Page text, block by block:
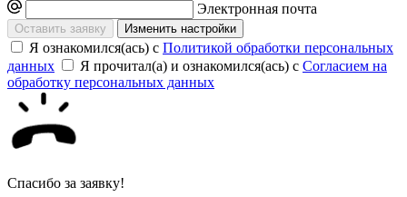
Электронная почта
Изменить настройки
Я ознакомился(ась) с Политикой обработки персональных
данных
Я прочитал(а) и ознакомился(ась) с Согласием на
обработку персональных данных
Спасибо за заявку!